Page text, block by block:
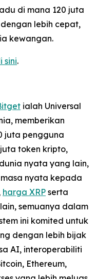
di mana 120 juta
lebih cepat,
kewangan.
sini.
ialah Universal
memberikan
juta pengguna
token kripto,
nyata yang lain,
nyata kepada
harga XRP serta
semuanya dalam
ini komited untuk
dengan lebih bijak
AI, interoperabiliti
Ethereum,